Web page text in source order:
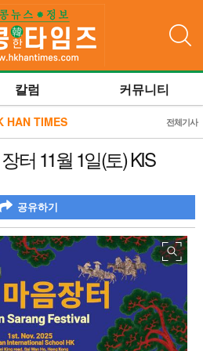
칼럼 커뮤니티
HAN TIMES 전체기사
터 11월 1일(토) KIS
공유하기